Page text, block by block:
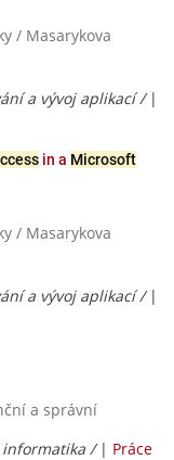
/ Masarykova
a vývoj aplikací / |
in a Microsoft
/ Masarykova
a vývoj aplikací / |
a správní
informatika / | Práce